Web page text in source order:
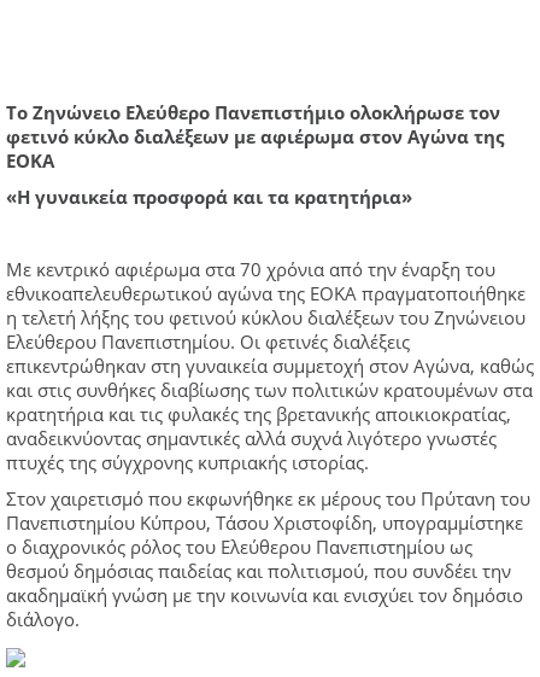
Το Ζηνώνειο Ελεύθερο Πανεπιστήμιο ολοκλήρωσε τον
φετινό κύκλο διαλέξεων με αφιέρωμα στον Αγώνα της
ΕΟΚΑ
«Η γυναικεία προσφορά και τα κρατητήρια»
Με κεντρικό αφιέρωμα στα 70 χρόνια από την έναρξη του
εθνικοαπελευθερωτικού αγώνα της ΕΟΚΑ πραγματοποιήθηκε
η τελετή λήξης του φετινού κύκλου διαλέξεων του Ζηνώνειου
Ελεύθερου Πανεπιστημίου. Οι φετινές διαλέξεις
επικεντρώθηκαν στη γυναικεία συμμετοχή στον Αγώνα, καθώς
και στις συνθήκες διαβίωσης των πολιτικών κρατουμένων στα
κρατητήρια και τις φυλακές της βρετανικής αποικιοκρατίας,
αναδεικνύοντας σημαντικές αλλά συχνά λιγότερο γνωστές
πτυχές της σύγχρονης κυπριακής ιστορίας.
Στον χαιρετισμό που εκφωνήθηκε εκ μέρους του Πρύτανη του
Πανεπιστημίου Κύπρου, Τάσου Χριστοφίδη, υπογραμμίστηκε
ο διαχρονικός ρόλος του Ελεύθερου Πανεπιστημίου ως
θεσμού δημόσιας παιδείας και πολιτισμού, που συνδέει την
ακαδημαϊκή γνώση με την κοινωνία και ενισχύει τον δημόσιο
διάλογο.